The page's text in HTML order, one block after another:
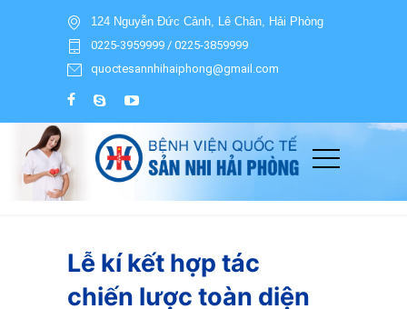
124 Nguyễn Đức Cảnh, Lê Chân, Hải Phòng
0225-3959999 / 0225-3859999
quoctesannhihaiphong@gmail.com
Lễ kí kết hợp tác
chiến lược toàn diện